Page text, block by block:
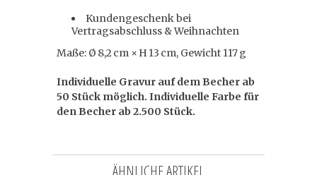
Kundengeschenk bei
Vertragsabschluss & Weihnachten
Maße: Ø 8,2 cm × H 13 cm, Gewicht 117 g
Individuelle Gravur auf dem Becher ab
50 Stück möglich. Individuelle Farbe für
den Becher ab 2.500 Stück.
ÄHNLICHE ARTIKEL